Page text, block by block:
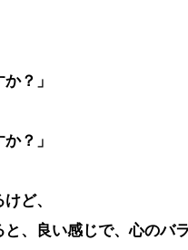
？」
？」
ど、
、良い感じで、心のバ